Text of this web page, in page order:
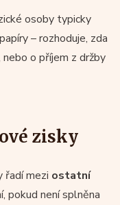
osoby typicky
– rozhoduje, zda
o příjem z držby
zisky
řadí mezi ostatní
pokud není splněna